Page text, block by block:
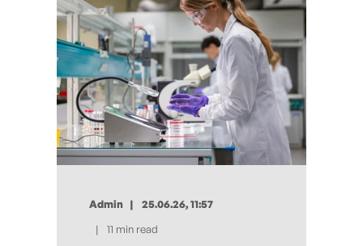
Admin
25.06.26, 11:57
11 min read